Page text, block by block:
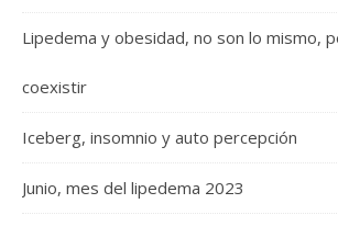
Lipedema y obesidad, no son lo mismo,
coexistir
Iceberg, insomnio y auto percepción
Junio, mes del lipedema 2023